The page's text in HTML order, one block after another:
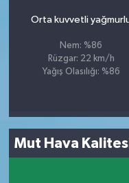
Orta kuvvetli
Nem: %86
Rüzgar: 22 km/h
Yağış Olasılığı: %86
Mut Hava